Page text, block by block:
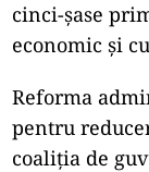
cinci-şase
economic şi
Reforma
pentru
coaliţia de